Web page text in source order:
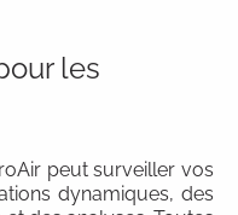
les
peut surveiller vos
dynamiques, des